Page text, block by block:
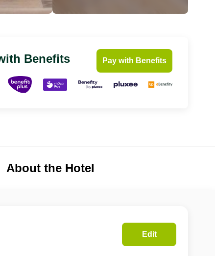
Benefits Pay with Benefits
About the Hotel
Edit